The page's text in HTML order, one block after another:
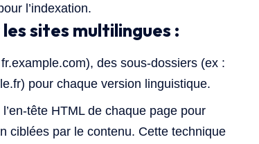
l’indexation.
sites multilingues :
des sous-dossiers (ex :
pour chaque version linguistique.
tête HTML de chaque page pour
ciblées par le contenu. Cette technique